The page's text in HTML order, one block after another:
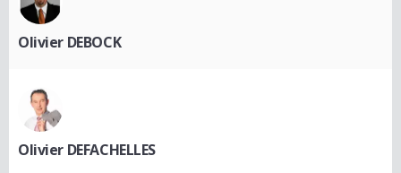
Olivier DEBOCK
Olivier DEFACHELLES